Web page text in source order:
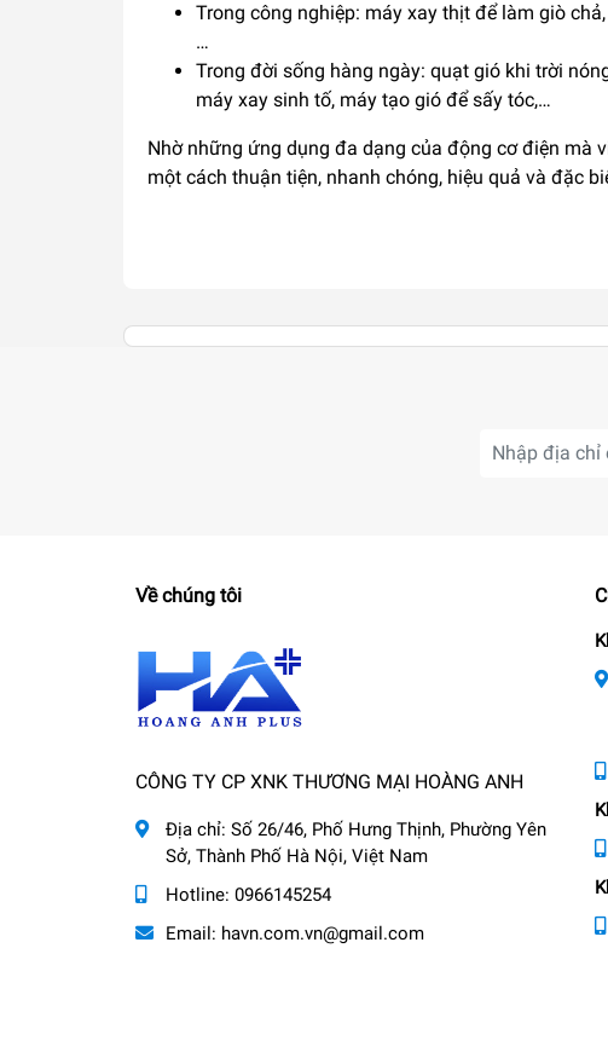
Trong công nghiệp: máy xay thịt để làm giò
…
Trong đời sống hàng ngày: quạt gió khi trời
máy xay sinh tố, máy tạo gió để sấy tóc,…
Nhờ những ứng dụng đa dạng của động cơ điện
một cách thuận tiện, nhanh chóng, hiệu quả và đặc
Về chúng tôi
CÔNG TY CP XNK THƯƠNG MẠI HOÀNG ANH
Địa chỉ: Số 26/46, Phố Hưng Thịnh, Phường Yên
Sở, Thành Phố Hà Nội, Việt Nam
Hotline: 0966145254
Email: havn.com.vn@gmail.com